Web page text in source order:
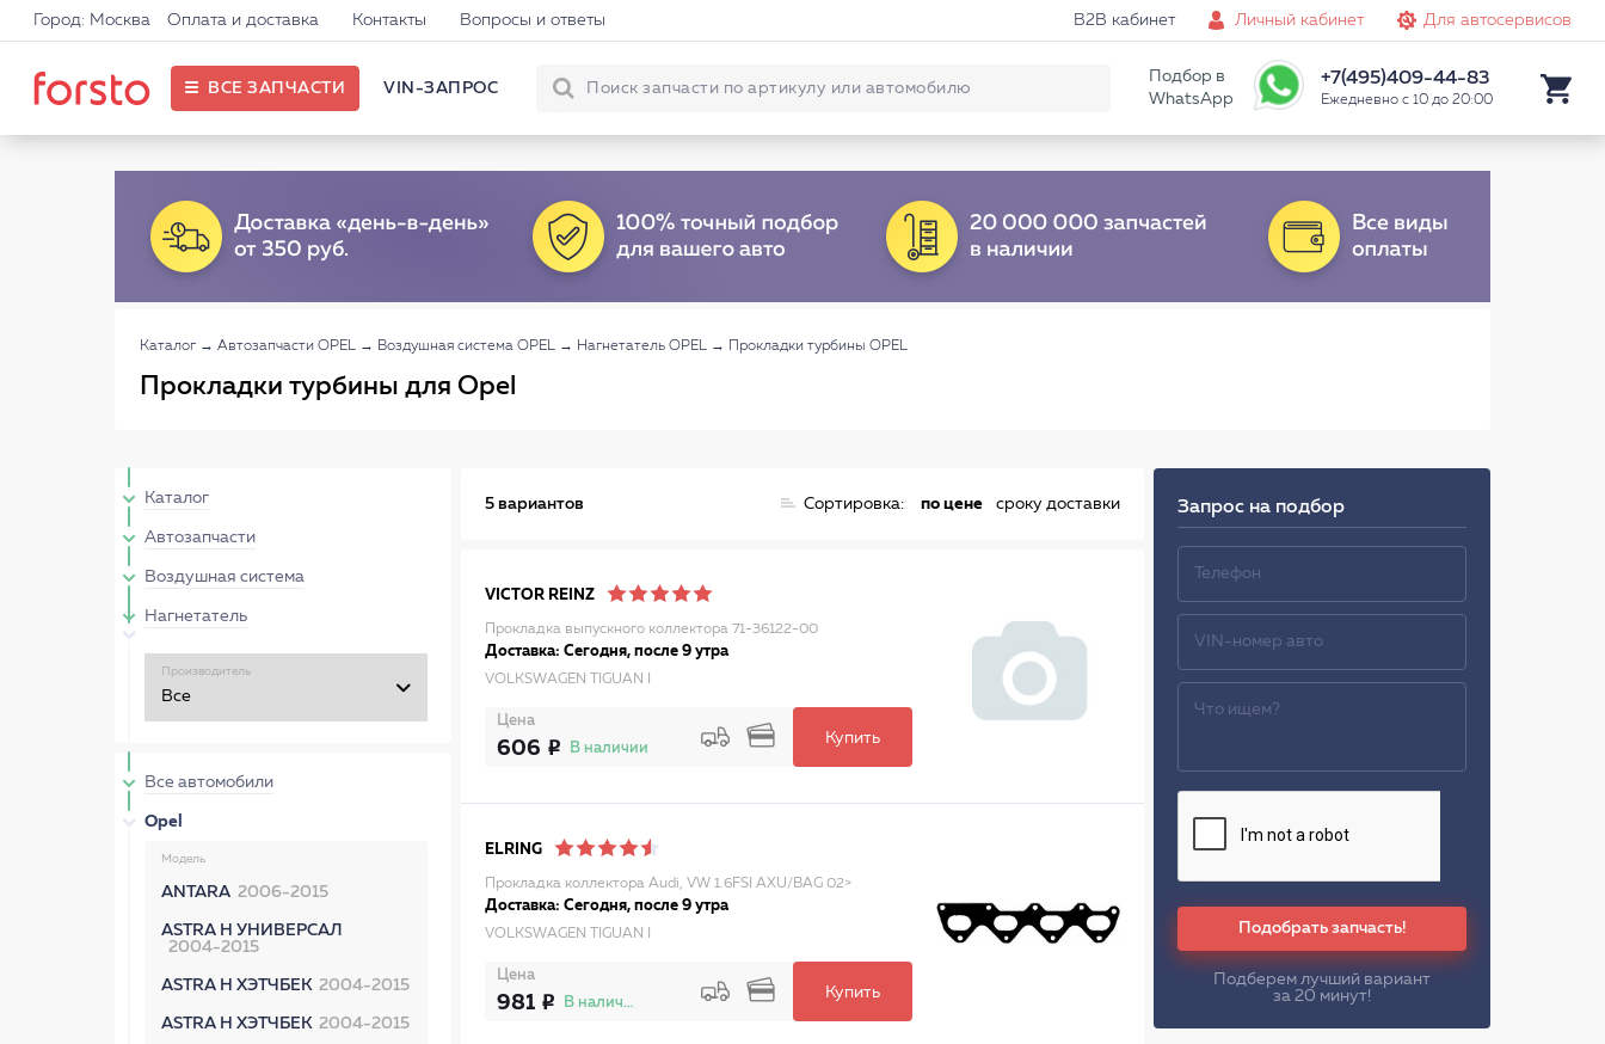
Город: Москва Оплата и доставка Контакты Вопросы и ответы B2B кабинет Личный кабинет Для автосервисов
ВСЕ ЗАПЧАСТИ VIN-ЗАПРОС
Подбор в
WhatsApp
+7(495)409-44-83
Ежедневно с 10 до 20:00
Каталог → Автозапчасти OPEL → Воздушная система OPEL → Нагнетатель OPEL → Прокладки турбины OPEL
Прокладки турбины для Opel
Каталог
Автозапчасти
Воздушная система
Нагнетатель
Производитель
Все автомобили
Opel
Модель
ANTARA 2006-2015
ASTRA H УНИВЕРСАЛ
2004-2015
ASTRA H ХЭТЧБЕК 2004-2015
ASTRA H ХЭТЧБЕК 2004-2015
5 вариантов Сортировка: по цене сроку доставки
VICTOR REINZ
Прокладка выпускного коллектора 71-36122-00
Доставка: Сегодня, после 9 утра
VOLKSWAGEN TIGUAN I
Цена
606 В наличии
Купить
ELRING
Прокладка коллектора Audi, VW 1.6FSI AXU/BAG 02>
Доставка: Сегодня, после 9 утра
VOLKSWAGEN TIGUAN I
Цена
981 В наличии
Купить
Запрос на подбор
Подобрать запчасть!
Подберем лучший вариант
за 20 минут!